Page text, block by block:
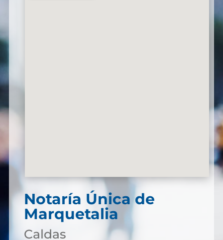
Notaría Única de
Marquetalia
Caldas